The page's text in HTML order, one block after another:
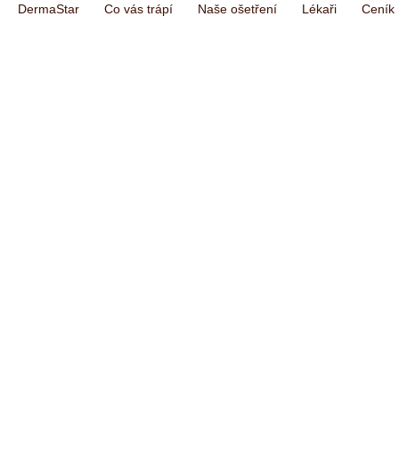
DermaStar Co vás trápí Naše ošetření Lékaři Ceník